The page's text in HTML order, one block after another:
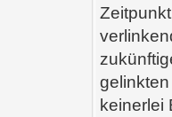
keinerlei